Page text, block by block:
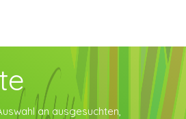
an ausgesuchten,